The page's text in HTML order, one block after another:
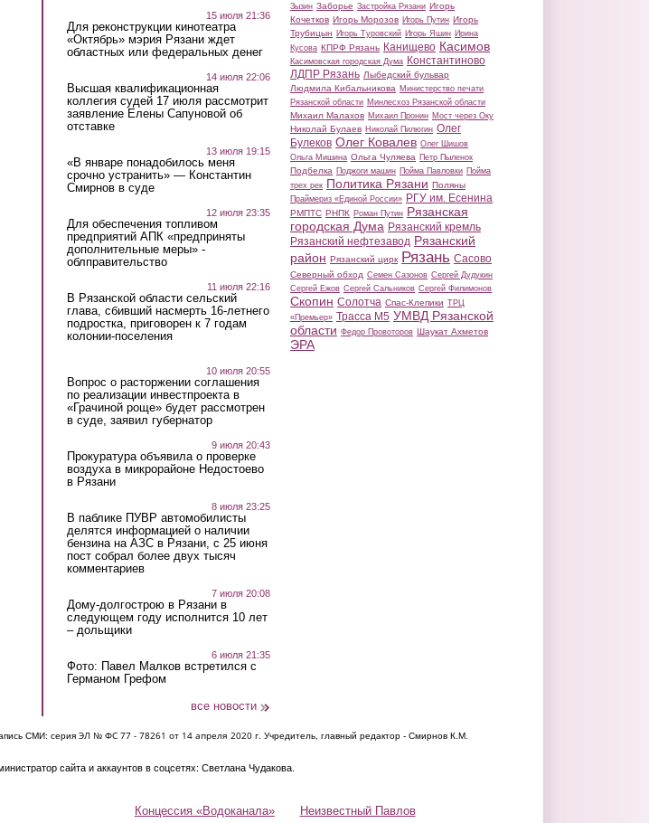
15 июля 21:36
Для реконструкции кинотеатра
«Октябрь» мэрия Рязани ждет
областных или федеральных денег
14 июля 22:06
Высшая квалификационная
коллегия судей 17 июля рассмотрит
заявление Елены Сапуновой об
отставке
13 июля 19:15
«В январе понадобилось меня
срочно устранить» — Константин
Смирнов в суде
12 июля 23:35
Для обеспечения топливом
предприятий АПК «предприняты
дополнительные меры» -
облправительство
11 июля 22:16
В Рязанской области сельский
глава, сбивший насмерть 16-летнего
подростка, приговорен к 7 годам
колонии-поселения
10 июля 20:55
Вопрос о расторжении соглашения
по реализации инвестпроекта в
«Грачиной роще» будет рассмотрен
в суде, заявил губернатор
9 июля 20:43
Прокуратура объявила о проверке
воздуха в микрорайоне Недостоево
в Рязани
8 июля 23:25
В паблике ПУВР автомобилисты
делятся информацией о наличии
бензина на АЗС в Рязани, с 25 июня
пост собрал более двух тысяч
комментариев
7 июля 20:08
Дому-долгострою в Рязани в
следующем году исполнится 10 лет
– дольщики
6 июля 21:35
Фото: Павел Малков встретился с
Германом Грефом
все новости
Зызин Заборье Застройка Рязани Игорь
Кочетков Игорь Морозов Игорь Путин Игорь
Трубицын Игорь Туровский Игорь Яшин Ирина
Кусова КПРФ Рязань Канищево Касимов
Касимовская городская Дума Константиново
ЛДПР Рязань Лыбедский бульвар
Людмила Кибальникова Министерство печати
Рязанской области Минлесхоз Рязанской области
Михаил Малахов Михаил Пронин Мост через Оку
Николай Булаев Николай Пилюгин Олег
Булеков Олег Ковалев Олег Шишов
Ольга Мишина Ольга Чуляева Петр Пыленок
Подбелка Поджоги машин Пойма Павловки Пойма
трех рек Политика Рязани Поляны
Праймериз «Единой России» РГУ им. Есенина
РМПТС РНПК Роман Путин Рязанская
городская Дума Рязанский кремль
Рязанский нефтезавод Рязанский
район Рязанский цирк Рязань Сасово
Северный обход Семен Сазонов Сергей Дудукин
Сергей Ежов Сергей Сальников Сергей Филимонов
Скопин Солотча Спас-Клепики ТРЦ
«Премьер» Трасса М5 УМВД Рязанской
области Федор Провоторов Шаукат Ахметов
ЭРА
СМИ: серия ЭЛ № ФС 77 - 78261 от 14 апреля 2020 г. Учредитель, главный редактор - Смирнов К.М.
сайта и аккаунтов в соцсетях: Светлана Чудакова.
Концессия «Водоканала» Неизвестный Павлов